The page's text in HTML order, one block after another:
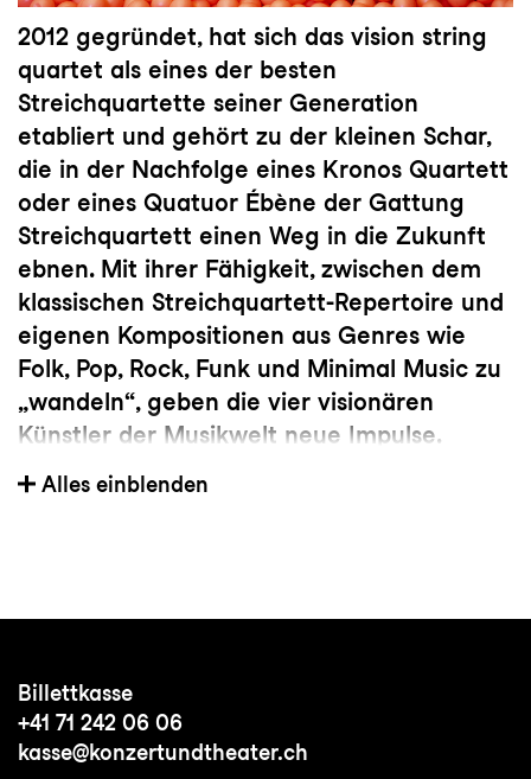
2012 gegründet, hat sich das vision string
quartet als eines der besten
Streichquartette seiner Generation
etabliert und gehört zu der kleinen Schar,
die in der Nachfolge eines Kronos Quartett
oder eines Quatuor Ébène der Gattung
Streichquartett einen Weg in die Zukunft
ebnen. Mit ihrer Fähigkeit, zwischen dem
klassischen Streichquartett-Repertoire und
eigenen Kompositionen aus Genres wie
Folk, Pop, Rock, Funk und Minimal Music zu
„wandeln“, geben die vier visionären
Künstler der Musikwelt neue Impulse.
Die Konzertformate des Quartetts sind
innovativ und vielseitig: Das
renommierten Festivals wie den
Festspielen Mecklenburg- Vorpommern,
dem Bodenseefestival, dem Beethovenfest
Alles einblenden
Billettkasse
+41 71 242 06 06
kasse@konzertundtheater.ch